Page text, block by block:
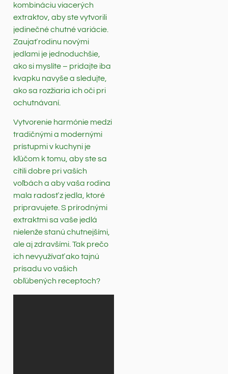
kombináciu viacerých
extraktov, aby ste vytvorili
jedinečné chutné variácie.
Zaujať rodinu novými
jedlami je jednoduchšie,
ako si myslíte – pridajte iba
kvapku navyše a sledujte,
ako sa rozžiaria ich oči pri
ochutnávaní.
Vytvorenie harmónie medzi
tradičnými a modernými
prístupmi v kuchyni je
kľúčom k tomu, aby ste sa
cítili dobre pri vaších
voľbách a aby vaša rodina
mala radosť z jedla, ktoré
pripravujete. S prírodnými
extraktmi sa vaše jedlá
nielenže stanú chutnejšími,
ale aj zdravšími. Tak prečo
ich nevyužívať ako tajnú
prísadu vo vašich
obľúbených receptoch?